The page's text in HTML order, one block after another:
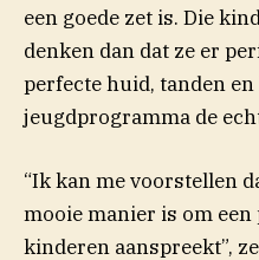
een goede zet is. Die
denken dan dat ze er
perfecte huid, tanden
jeugdprogramma de
“Ik kan me voorstellen
mooie manier is om
kinderen aanspreekt”,